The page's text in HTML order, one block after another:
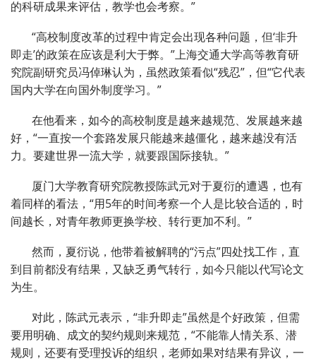
的科研成果来评估，教学也会考察。”
“高校制度改革的过程中肯定会出现各种问题，但‘非升
即走’的政策在应该是利大于弊。”上海交通大学高等教育研
究院副研究员冯倬琳认为，虽然政策看似“残忍”，但“它代表
国内大学在向国外制度学习。”
在他看来，如今的高校制度是越来越规范、发展越来越
好，“一直按一个套路发展只能越来越僵化，越来越没有活
力。要建世界一流大学，就要跟国际接轨。”
厦门大学教育研究院教授陈武元对于夏衍的遭遇，也有
着同样的看法，“用5年的时间考察一个人是比较合适的，时
间越长，对青年教师更换学校、转行更加不利。”
然而，夏衍说，他带着被解聘的“污点”四处找工作，直
到目前都没有结果，又缺乏勇气转行，如今只能以代写论文
为生。
对此，陈武元表示，“非升即走”虽然是个好政策，但需
要用明确、成文的契约规则来规范，“不能靠人情关系、潜
规则，还要有受理投诉的组织，老师如果对结果有异议，一